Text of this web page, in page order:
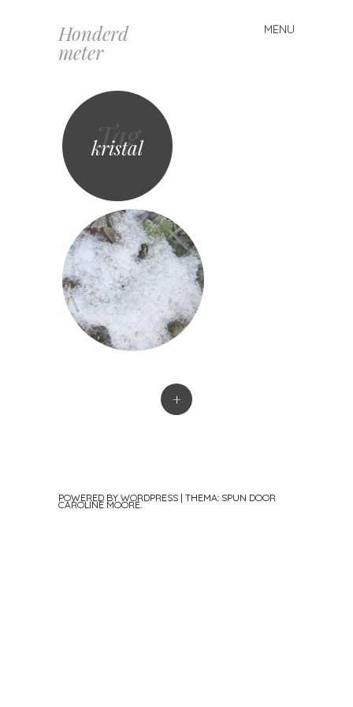
Honderd
meter
MENU
Spring
naar
Tag
kristal
+
POWERED BY WORDPRESS | THEMA: SPUN DOOR
CAROLINE MOORE